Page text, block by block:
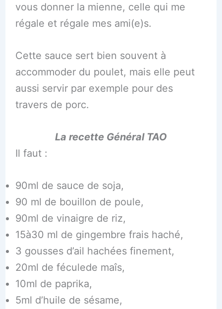
vous donner la mienne, celle qui me
régale et régale mes ami(e)s.
Cette sauce sert bien souvent à
accommoder du poulet, mais elle peut
aussi servir par exemple pour des
travers de porc.
La recette Général TAO
Il faut :
90ml de sauce de soja,
90 ml de bouillon de poule,
90ml de vinaigre de riz,
15à30 ml de gingembre frais haché,
3 gousses d’ail hachées finement,
20ml de féculede maîs,
10ml de paprika,
5ml d’huile de sésame,